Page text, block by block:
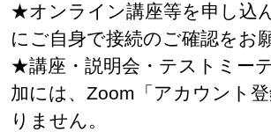
★オンライン講座等を申し込
にご自身で接続のご確認をお
★講座・説明会・テストミー
加には、Zoom「アカウント
りません。